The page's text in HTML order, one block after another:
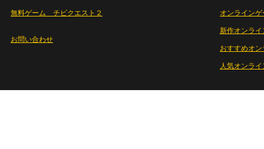
無料ゲーム チビクエスト２
お問い合わせ
オンライン
新作オンライ
おすすめオ
人気オンラ